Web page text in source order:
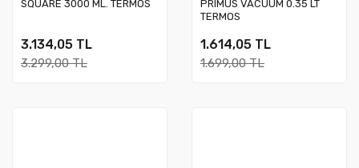
SQUARE 3000 ML. TERMOS
3.134,05 TL
3.299,00 TL
PRIMUS VACUUM 0.35 LT
TERMOS
1.614,05 TL
1.699,00 TL